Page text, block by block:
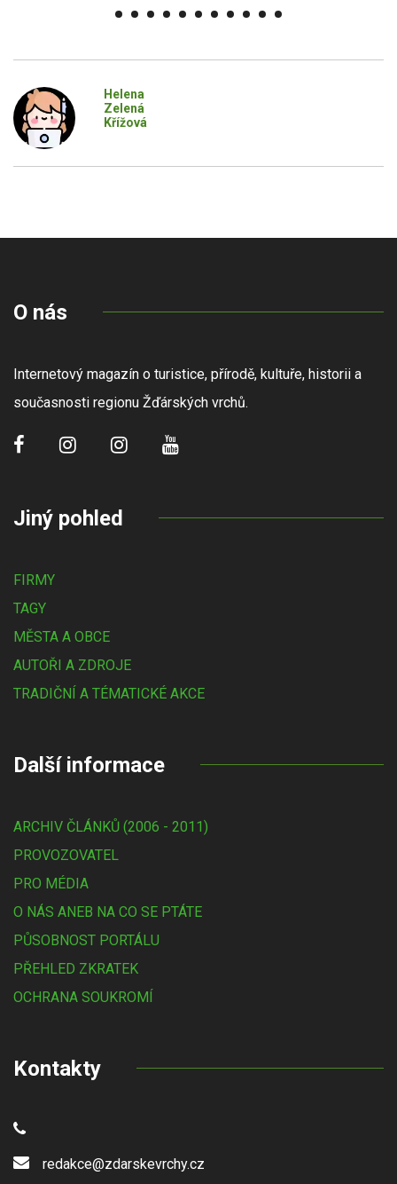
Helena
Zelená
Křížová
O nás
Internetový magazín o turistice, přírodě, kultuře, historii a
současnosti regionu Žďárských vrchů.
Jiný pohled
FIRMY
TAGY
MĚSTA A OBCE
AUTOŘI A ZDROJE
TRADIČNÍ A TÉMATICKÉ AKCE
Další informace
ARCHIV ČLÁNKŮ (2006 - 2011)
PROVOZOVATEL
PRO MÉDIA
O NÁS ANEB NA CO SE PTÁTE
PŮSOBNOST PORTÁLU
PŘEHLED ZKRATEK
OCHRANA SOUKROMÍ
Kontakty
redakce@zdarskevrchy.cz